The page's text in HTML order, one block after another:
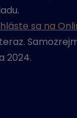
sa na
2024.